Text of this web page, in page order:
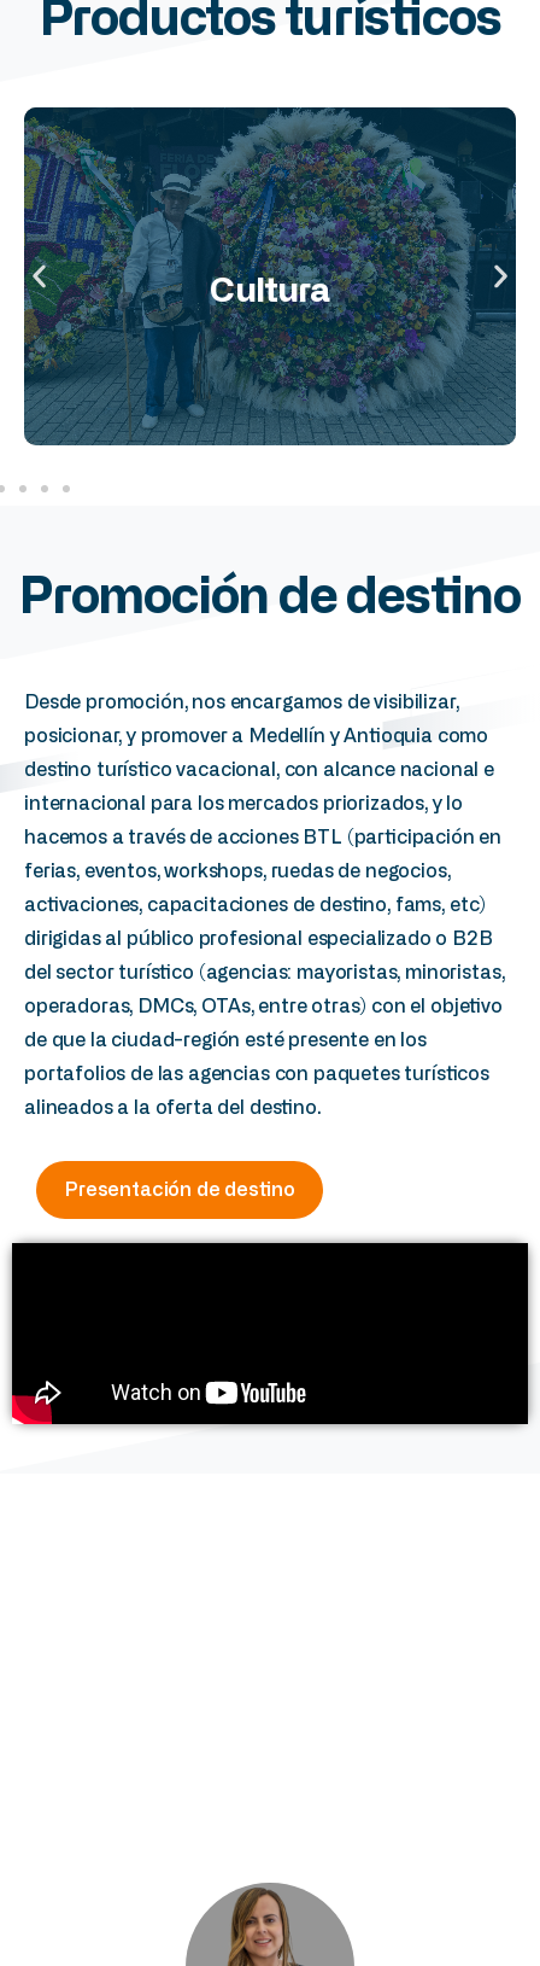
Productos turísticos
Cultura
En Medellín, la cultura se vive y se
comparte.
Desde sus tradiciones más arraigadas hasta las
propuestas más innovadoras, cada rincón de la
ciudad cuenta una historia de diversidad y
creatividad. Explora Medellín y déjate envolver por
una cultura que florece con fuerza, invitándote a ser
parte de su esencia.
Promoción de destino
Desde promoción, nos encargamos de visibilizar,
posicionar, y promover a Medellín y Antioquia como
destino turístico vacacional, con alcance nacional e
internacional para los mercados priorizados, y lo
hacemos a través de acciones BTL (participación en
ferias, eventos, workshops, ruedas de negocios,
activaciones, capacitaciones de destino, fams, etc)
dirigidas al público profesional especializado o B2B
del sector turístico (agencias: mayoristas, minoristas,
operadoras, DMCs, OTAs, entre otras) con el objetivo
de que la ciudad-región esté presente en los
portafolios de las agencias con paquetes turísticos
alineados a la oferta del destino.
Presentación de destino